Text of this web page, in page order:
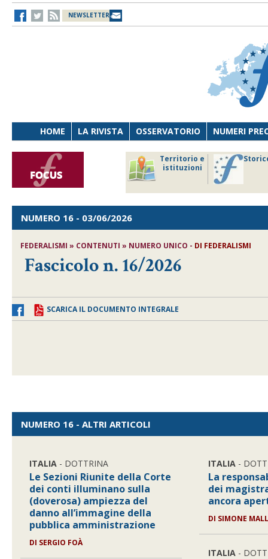
NEWSLETTER
HOME LA RIVISTA OSSERVATORIO NUMERI
Territorio e
istituzioni
NUMERO 16 - 03/06/2026
FEDERALISMI » CONTENUTI » NUMERO UNICO - DI FEDERALISMI
Fascicolo n. 16/2026
SCARICA IL DOCUMENTO INTEGRALE
NUMERO 16 - ALTRI ARTICOLI
ITALIA - DOTTRINA
Le Sezioni Riunite della Corte
dei conti illuminano sulla
(doverosa) ampiezza del
danno all’immagine della
pubblica amministrazione
DI SERGIO FOÀ
ITALIA -
La
dei
ancora
DI SIMONE
ITALIA -